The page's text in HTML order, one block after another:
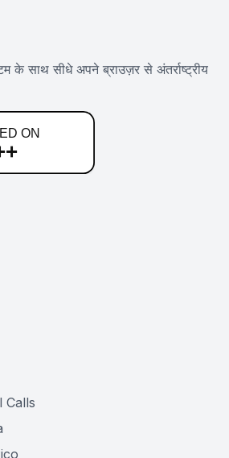
के साथ सीधे अपने ब्राउज़र से अंतर्राष्ट्रीय
Calls